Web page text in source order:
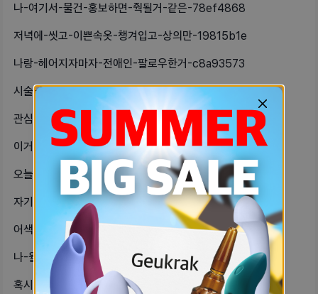
나-여기서-물건-홍보하면-줙될거-같은-78ef4868
저녁에-씻고-이쁜속옷-챙겨입고-상의만-19815b1e
나랑-헤어지자마자-전애인-팔로우한거-c8a93573
시술-하고-관계-했는데도-몸-안-좋으-8083ff1d
관심사-그룹이나-또래-동네친구-는-어-eab1df99
이거-임플라논-넣고-실-꼬맨거-다른병-d3273917
오늘-방광염-때문에-처음-산부인과-갔-ca0e9542
자기들앙-내일-대신-할-것-같은데-대-a812ebef
어색한-친구랑-연극-보게-생겼는데…원-f8ddf476
나-월요일부터-진짜-국제장거리연애-시-3df14a51
혹시-생리하기-전에-배-밑부분이-콕콕-e72f186e